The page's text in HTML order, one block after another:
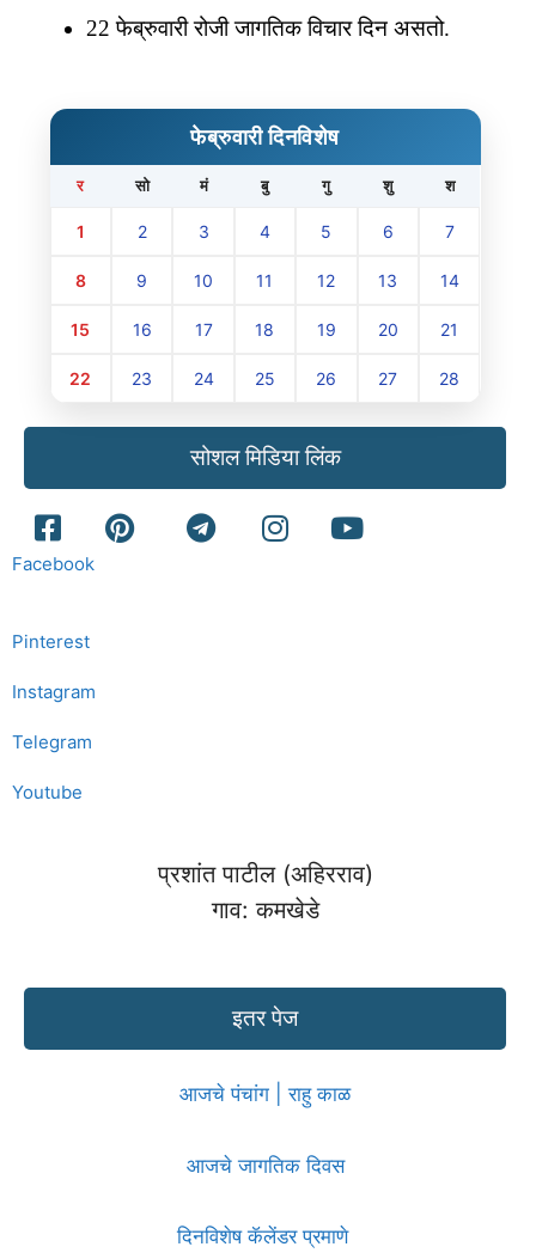
22 फेब्रुवारी रोजी जागतिक विचार दिन असतो.
फेब्रुवारी दिनविशेष
र सो मं बु गु शु श
1 2 3 4 5 6 7
8 9 10 11 12 13 14
15 16 17 18 19 20 21
22 23 24 25 26 27 28
सोशल मिडिया लिंक
Facebook
Pinterest
Instagram
Telegram
Youtube
प्रशांत पाटील (अहिरराव)
गाव: कमखेडे
इतर पेज
आजचे पंचांग | राहु काळ
आजचे जागतिक दिवस
दिनविशेष कॅलेंडर प्रमाणे